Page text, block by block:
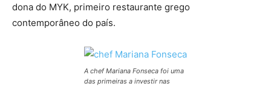
dona do MYK, primeiro restaurante grego
contemporâneo do país.
A chef Mariana Fonseca foi uma
das primeiras a investir nas